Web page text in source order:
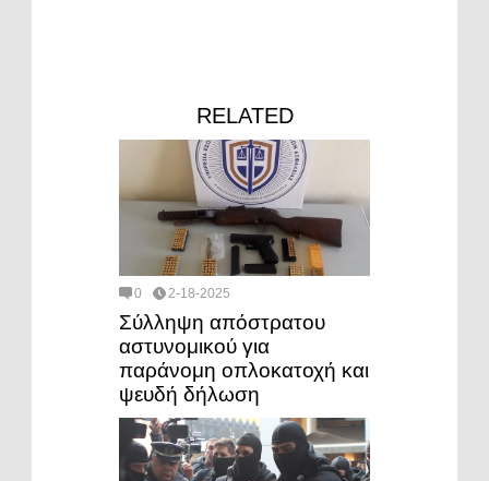
RELATED
0 2-18-2025
Σύλληψη απόστρατου
αστυνομικού για
παράνομη οπλοκατοχή και
ψευδή δήλωση